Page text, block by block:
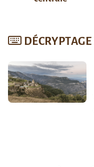
DÉCRYPTAGE